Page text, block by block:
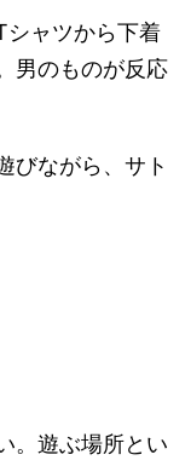
シャツから下着
男のものが反応
びながら、サト
。遊ぶ場所とい